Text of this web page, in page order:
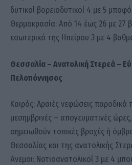
δυτικοί βορειοδυτικοί 4 με 5
Θερμοκρασία: Από 14 έως 26 με 27
εσωτερικό της Ηπείρου 3 με 4
Θεσσαλία – Ανατολική Στερεά –
Πελοπόννησος
Καιρός: Αραιές νεφώσεις παροδικά
μεσημβρινές – απογευματινές
σημειωθούν τοπικές βροχές ή
Θεσσαλίας και της ανατολικής
Άνεμοι: Νοτιοανατολικοί 3 με 4